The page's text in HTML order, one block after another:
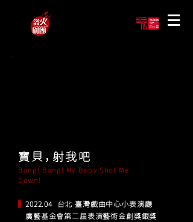
寶貝，射我吧
Bang! Bang! My Baby Shot Me
Down!
2022.04 台北 臺灣戲曲中心小表演廳
廣藝基金會第二屆表演藝術金創獎銀獎